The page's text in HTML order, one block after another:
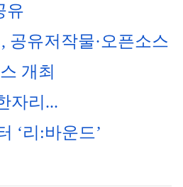
유
공유저작물·오픈소스
개최
자리...
‘리:바운드’